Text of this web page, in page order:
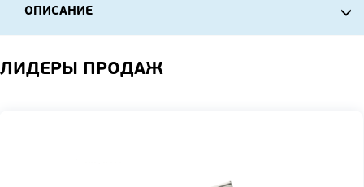
ОПИСАНИЕ
ЛИДЕРЫ ПРОДАЖ